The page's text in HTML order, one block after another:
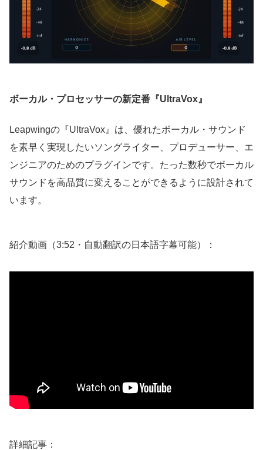
ボーカル・プロセッサーの新定番『UltraVox』
Leapwingの『UltraVox』は、優れたボーカル・サウンド
を素早く実現したいソングライター、プロデューサー、エ
ンジニアのためのプラグインです。たった数秒でボーカル
サウンドを高品質に変えることができるように設計されて
います。
紹介動画（3:52・自動翻訳の日本語字幕可能）：
詳細記事：